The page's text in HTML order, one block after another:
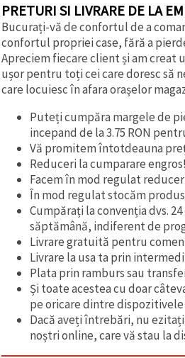
PRETURI SI LIVRARE DE LA
Bucurați-vă de confortul de a
confortul propriei case, fără a
Apreciem fiecare client și am creat
ușor pentru toți cei care doresc să
care locuiesc în afara orașelor
Puteți cumpăra margele de
incepand de la 3.75 RON
Vă promitem întotdeauna
Reduceri la cumparare engros!
Facem în mod regulat
În mod regulat stocăm
Cumpărați la convenția dvs.
săptămână, indiferent de
Livrare gratuită pentru
Livrare la usa ta prin
Plata prin ramburs sau
Și toate acestea cu doar
pe oricare dintre dispozitivele
Dacă aveți întrebări, nu
noștri online, care vă stau la